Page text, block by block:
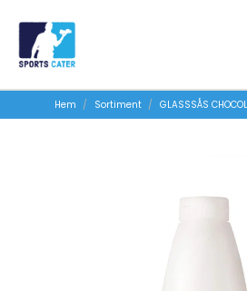
Hem Sortiment GLASSSÅS